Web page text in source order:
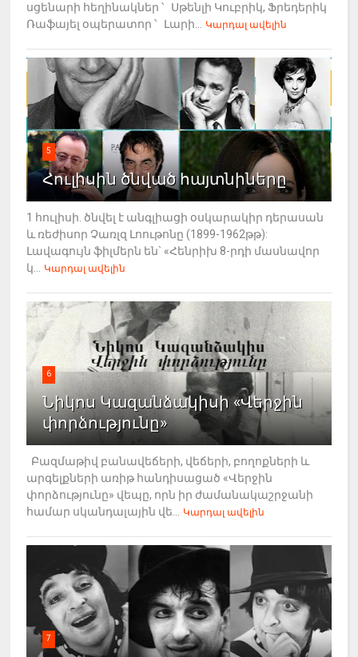
սցենարի հեղինակներ ՝ Սթենլի Կուբրիկ, Ֆրեդերիկ
Ռաֆայել օպերատոր ՝ Լարի...
Կարդալ ավելին
5
Հուլիսին ծնված հայտնիները
1 հուլիսի. ծնվել է անգլիացի օսկարակիր դերասան
և ռեժիսոր Չառլզ Լոութոնը (1899-1962թթ):
Լավագույն ֆիլմերն են` «Հենրիխ 8-րդի մասնավոր
կ...
Կարդալ ավելին
6
Նիկոս Կազանձակիսի «Վերջին
փորձությունը»
Բազմաթիվ բանավեճերի, վեճերի, բողոքների և
արգելքների առիթ հանդիսացած «Վերջին
փորձությունը» վեպը, որն իր ժամանակաշրջանի
համար սկանդալային վե...
Կարդալ ավելին
7